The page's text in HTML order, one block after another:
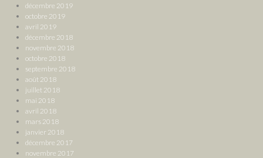
décembre 2019
octobre 2019
avril 2019
décembre 2018
novembre 2018
octobre 2018
septembre 2018
août 2018
juillet 2018
mai 2018
avril 2018
mars 2018
janvier 2018
décembre 2017
novembre 2017